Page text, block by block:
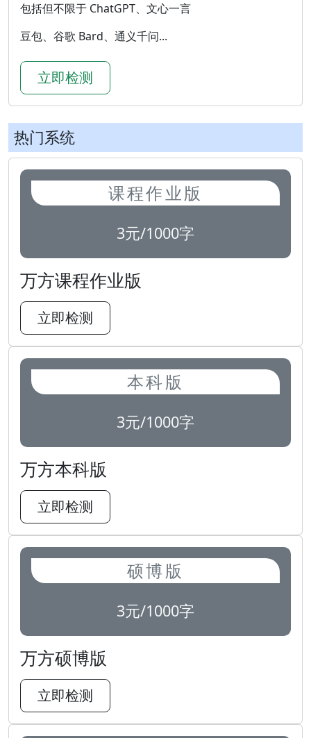
包括但不限于 ChatGPT、文心一言
豆包、谷歌 Bard、通义千问...
立即检测
热门系统
课程作业版
3元/1000字
万方课程作业版
立即检测
本科版
3元/1000字
万方本科版
立即检测
硕博版
3元/1000字
万方硕博版
立即检测